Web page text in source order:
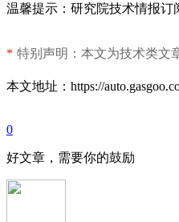
温馨提示：研究院技术情报订
* 特别声明：本文为技术类文
本文地址：https://
0
好文章，需要你的鼓励